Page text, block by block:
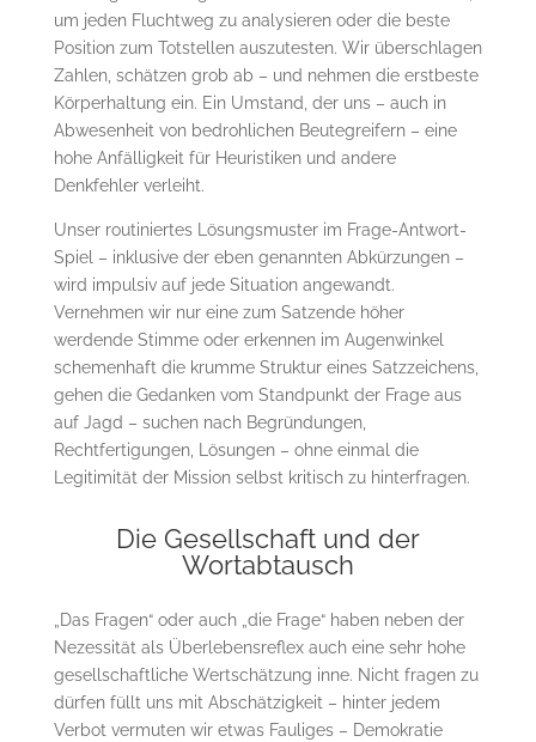
um jeden Fluchtweg zu analysieren oder die beste
Position zum Totstellen auszutesten. Wir überschlagen
Zahlen, schätzen grob ab – und nehmen die erstbeste
Körperhaltung ein. Ein Umstand, der uns – auch in
Abwesenheit von bedrohlichen Beutegreifern – eine
hohe Anfälligkeit für Heuristiken und andere
Denkfehler verleiht.
Unser routiniertes Lösungsmuster im Frage-Antwort-
Spiel – inklusive der eben genannten Abkürzungen –
wird impulsiv auf jede Situation angewandt.
Vernehmen wir nur eine zum Satzende höher
werdende Stimme oder erkennen im Augenwinkel
schemenhaft die krumme Struktur eines Satzzeichens,
gehen die Gedanken vom Standpunkt der Frage aus
auf Jagd – suchen nach Begründungen,
Rechtfertigungen, Lösungen – ohne einmal die
Legitimität der Mission selbst kritisch zu hinterfragen.
Die Gesellschaft und der
Wortabtausch
„Das Fragen“ oder auch „die Frage“ haben neben der
Nezessität als Überlebensreflex auch eine sehr hohe
gesellschaftliche Wertschätzung inne. Nicht fragen zu
dürfen füllt uns mit Abschätzigkeit – hinter jedem
Verbot vermuten wir etwas Fauliges – Demokratie